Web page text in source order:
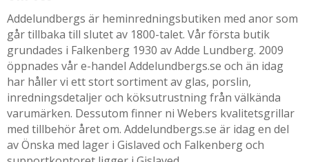
Addelundbergs är heminredningsbutiken med anor som
går tillbaka till slutet av 1800-talet. Vår första butik
grundades i Falkenberg 1930 av Adde Lundberg. 2009
öppnades vår e-handel Addelundbergs.se och än idag
har håller vi ett stort sortiment av glas, porslin,
inredningsdetaljer och köksutrustning från välkända
varumärken. Dessutom finner ni Webers kvalitetsgrillar
med tillbehör året om. Addelundbergs.se är idag en del
av Önska med lager i Gislaved och Falkenberg och